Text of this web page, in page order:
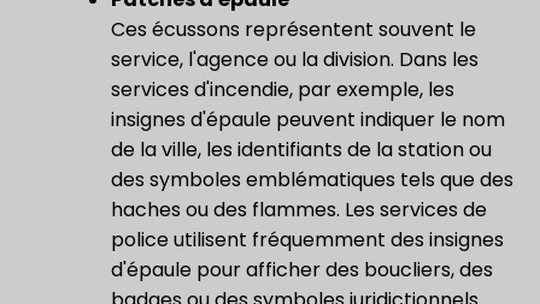
Ces écussons représentent souvent le
service, l'agence ou la division. Dans les
services d'incendie, par exemple, les
insignes d'épaule peuvent indiquer le nom
de la ville, les identifiants de la station ou
des symboles emblématiques tels que des
haches ou des flammes. Les services de
police utilisent fréquemment des insignes
d'épaule pour afficher des boucliers, des